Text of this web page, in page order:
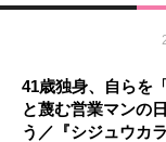
41歳独身、自らを
と蔑む営業マンの
う／『シジュウカ